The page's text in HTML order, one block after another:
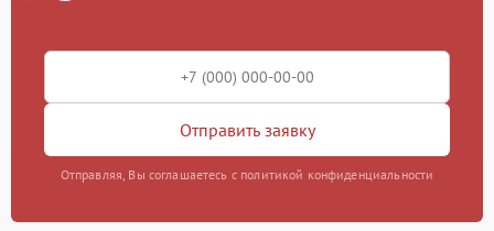
Отправить заявку
Отправляя, Вы соглашаетесь с политикой конфиденциальности